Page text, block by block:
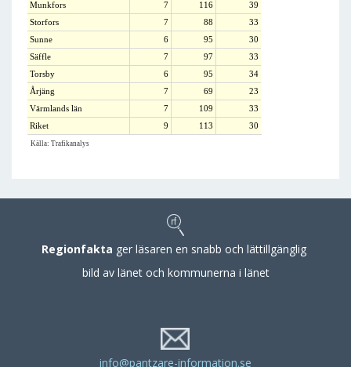
Munkfors
7 116
39
Storfors
7 88
33
Sunne
6 95
30
Säffle
7 97
33
Torsby
6 95
34
Årjäng
7 69
23
Värmlands län
7 109
33
Riket
9 113 30
Källa: Trafikanalys
Regionfakta ger läsaren en snabb och lättillgänglig
bild av länet och kommunerna i länet
info@pantzare-information.se